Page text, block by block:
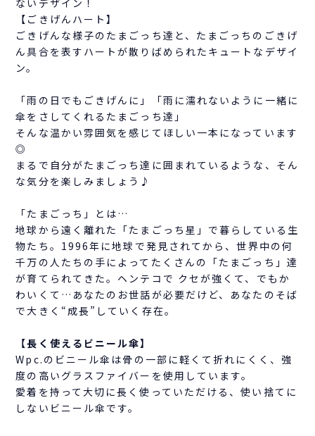
ないデザイン！
【ごきげんハート】
ごきげんな様子のたまごっち達と、たまごっちのごきげ
ん具合を表すハートが散りばめられたキュートなデザイ
ン。
「雨の日でもごきげんに」「雨に濡れないように一緒に
傘をさしてくれるたまごっち達」
そんな温かい雰囲気を感じてほしい一本になっています
◎
まるで自分がたまごっち達に囲まれているような、そん
な気分を楽しみましょう♪
「たまごっち」とは…
地球から遠く離れた「たまごっち星」で暮らしている生
物たち。1996年に地球で発見されてから、世界中の何
千万の人たちの手によってたくさんの「たまごっち」達
が育てられてきた。ヘンテコで クセが強くて、でもか
わいくて…あなたのお世話が必要だけど、あなたのそば
で大きく“成長”していく存在。
【長く使えるビニール傘】
Wpc.のビニール傘は骨の一部に軽くて折れにくく、強
度の高いグラスファイバーを使用しています。
愛着を持って大切に長く使っていただける、使い捨てに
しないビニール傘です。